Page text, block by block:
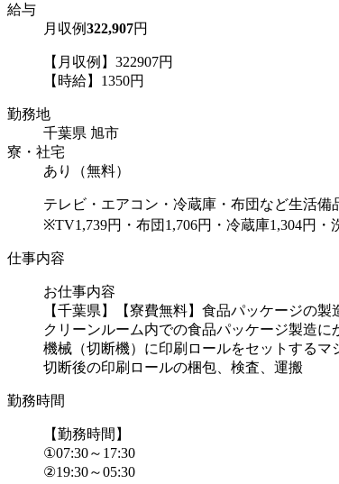
給与
月収例322,907円
【月収例】322907円
【時給】1350円
勤務地
千葉県 旭市
寮・社宅
あり（無料）
テレビ・エアコン・冷蔵庫・布団など生活備
※TV1,739円・布団1,706円・冷蔵庫1,304円・
仕事内容
お仕事内容
【千葉県】【寮費無料】食品パッケージの製
クリーンルーム内での食品パッケージ製造に
機械（切断機）に印刷ロールをセットするマ
切断後の印刷ロールの梱包、検査、運搬
勤務時間
【勤務時間】
①07:30～17:30
②19:30～05:30